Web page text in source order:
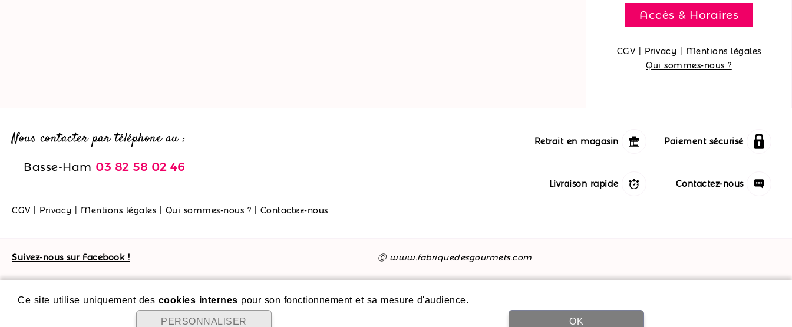
Accès & Horaires
CGV| Privacy
Mentions légales
Qui sommes-nous ?
Nous contacter par téléphone au :
Basse-Ham 03 82 58 02 46
CGV| Privacy Mentions légales Qui sommes-nous ? Contactez-nous
Retrait en magasin
Livraison rapide
Paiement sécurisé
Contactez-nous
Suivez-nous sur Facebook ! Ⓒ www.fabriquedesgourmets.com
Ce site utilise uniquement des cookies internes pour son fonctionnement et sa mesure d'audience.
PERSONNALISER OK